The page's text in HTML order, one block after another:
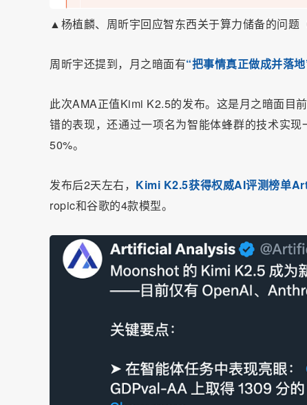
▲杨植麟、周昕宇回应智东西关于算力储备的问题
周昕宇还提到，月之暗面有“把事情真正做成并落
此次AMA正值Kimi K2.5的发布。这是月之暗面目
错的表现，还通过一项名为智能体蜂群的技术实
50%。
发布后2天左右， Kimi K2.5获得权威AI评测榜单
ropic和谷歌的4款模型。